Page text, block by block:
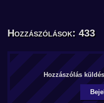
Hozzászólások: 433
Hozzászólás